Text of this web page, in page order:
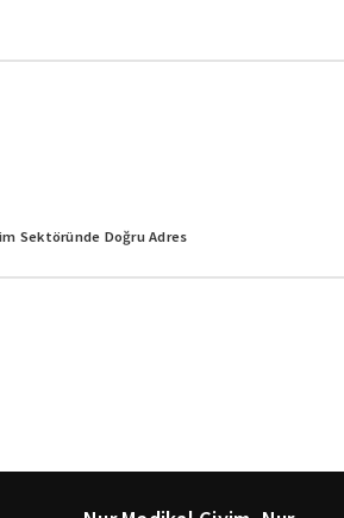
Sektöründe Doğru Adres